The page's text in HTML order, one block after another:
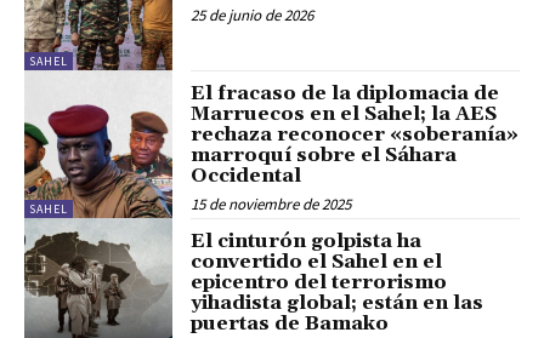
SAHEL
25 de junio de 2026
SAHEL
El fracaso de la diplomacia de
Marruecos en el Sahel; la AES
rechaza reconocer «soberanía»
marroquí sobre el Sáhara
Occidental
15 de noviembre de 2025
El cinturón golpista ha
convertido el Sahel en el
epicentro del terrorismo
yihadista global; están en las
puertas de Bamako